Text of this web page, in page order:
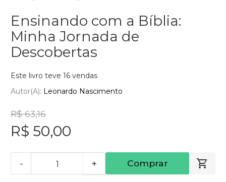
Ensinando com a Bíblia:
Minha Jornada de
Descobertas
Este livro teve 16 vendas
Autor(a): Leonardo Nascimento
R$ 63,16
R$ 50,00
- + Comprar